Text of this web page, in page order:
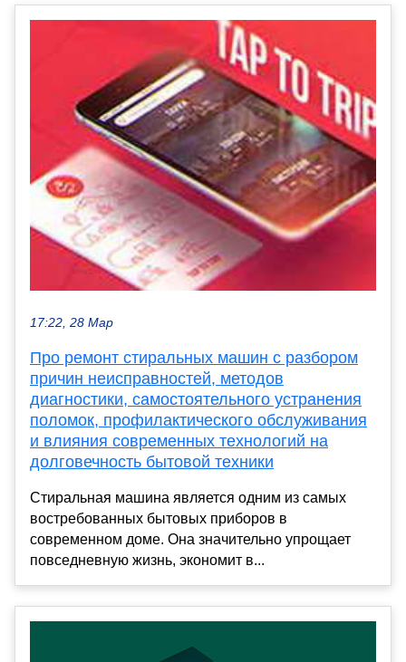
17:22, 28 Мар
Про ремонт стиральных машин с разбором
причин неисправностей, методов
диагностики, самостоятельного устранения
поломок, профилактического обслуживания
и влияния современных технологий на
долговечность бытовой техники
Стиральная машина является одним из самых
востребованных бытовых приборов в
современном доме. Она значительно упрощает
повседневную жизнь, экономит в...